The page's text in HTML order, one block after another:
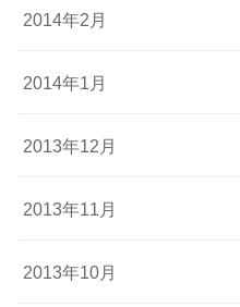
2014年2月
2014年1月
2013年12月
2013年11月
2013年10月